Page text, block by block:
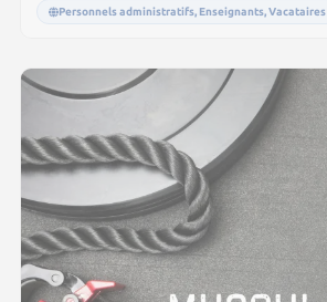
Personnels administratifs, Enseignants, Vacataires